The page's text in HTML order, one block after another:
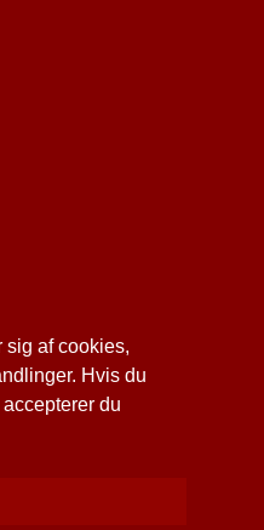
sig af cookies,
Hvis du
du